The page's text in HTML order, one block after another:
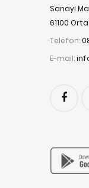
Sanayi
61100
Telefon:
E-mail: